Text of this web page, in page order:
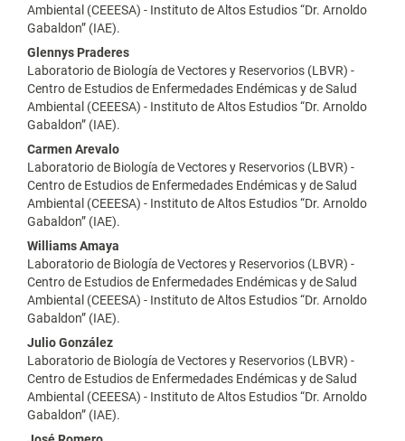
Ambiental (CEEESA) - Instituto de Altos Estudios “Dr. Arnoldo
Gabaldon” (IAE).
Glennys Praderes
Laboratorio de Biología de Vectores y Reservorios (LBVR) -
Centro de Estudios de Enfermedades Endémicas y de Salud
Ambiental (CEEESA) - Instituto de Altos Estudios “Dr. Arnoldo
Gabaldon” (IAE).
Carmen Arevalo
Laboratorio de Biología de Vectores y Reservorios (LBVR) -
Centro de Estudios de Enfermedades Endémicas y de Salud
Ambiental (CEEESA) - Instituto de Altos Estudios “Dr. Arnoldo
Gabaldon” (IAE).
Williams Amaya
Laboratorio de Biología de Vectores y Reservorios (LBVR) -
Centro de Estudios de Enfermedades Endémicas y de Salud
Ambiental (CEEESA) - Instituto de Altos Estudios “Dr. Arnoldo
Gabaldon” (IAE).
Julio González
Laboratorio de Biología de Vectores y Reservorios (LBVR) -
Centro de Estudios de Enfermedades Endémicas y de Salud
Ambiental (CEEESA) - Instituto de Altos Estudios “Dr. Arnoldo
Gabaldon” (IAE).